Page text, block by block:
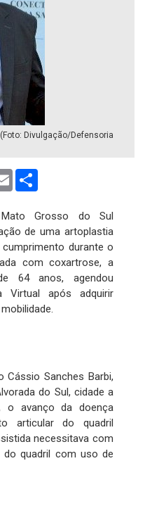
Divulgação/Defensoria
Email
Grosso do Sul
de uma artoplastia
durante o
com coxartrose, a
64 anos, agendou
Virtual após adquirir
Sanches Barbi,
do Sul, cidade a
o avanço da doença
articular do quadril
necessitava com
do quadril com uso de